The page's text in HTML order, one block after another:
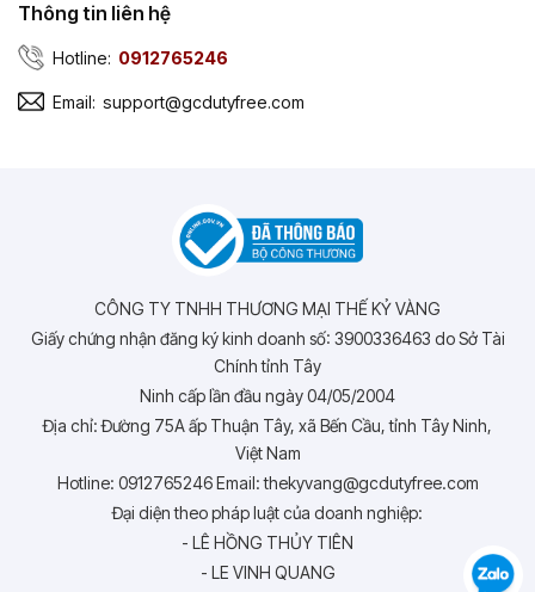
Thông tin liên hệ
Hotline: 0912765246
Email: support@gcdutyfree.com
CÔNG TY TNHH THƯƠNG MẠI THẾ KỶ VÀNG
Giấy chứng nhận đăng ký kinh doanh số: 3900336463 do Sở Tài
Chính tỉnh Tây
Ninh cấp lần đầu ngày 04/05/2004
Địa chỉ: Đường 75A ấp Thuận Tây, xã Bến Cầu, tỉnh Tây Ninh,
Việt Nam
Hotline: 0912765246 Email: thekyvang@gcdutyfree.com
Đại diện theo pháp luật của doanh nghiệp:
- LÊ HỒNG THỦY TIÊN
- LE VINH QUANG